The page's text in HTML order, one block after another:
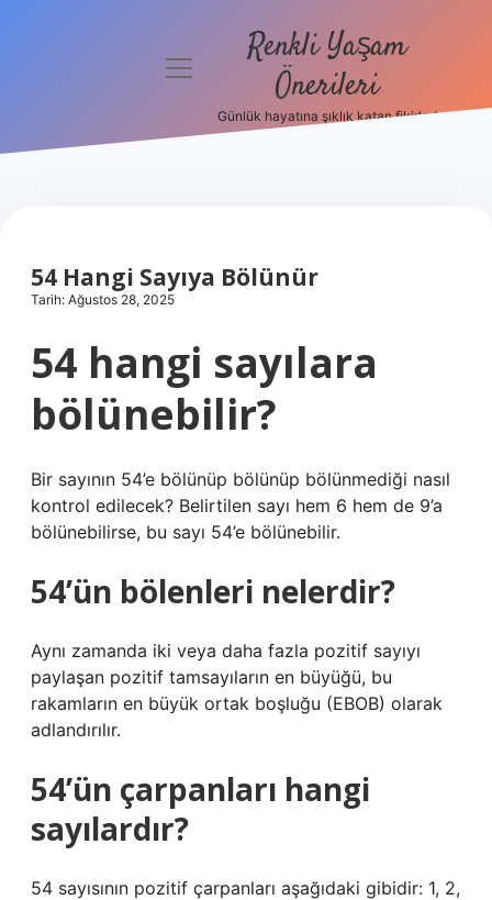
Hakkımızda
menüyü
Renkli Yaşam
Önerileri
Günlük hayatına şıklık katan fikirler!
54 Hangi Sayıya Bölünür
Tarih: Ağustos 28, 2025
54 hangi sayılara
bölünebilir?
Bir sayının 54’e bölünüp bölünüp bölünmediği nasıl
kontrol edilecek? Belirtilen sayı hem 6 hem de 9’a
bölünebilirse, bu sayı 54’e bölünebilir.
54’ün bölenleri nelerdir?
Aynı zamanda iki veya daha fazla pozitif sayıyı
paylaşan pozitif tamsayıların en büyüğü, bu
rakamların en büyük ortak boşluğu (EBOB) olarak
adlandırılır.
54’ün çarpanları hangi
sayılardır?
54 sayısının pozitif çarpanları aşağıdaki gibidir: 1, 2,